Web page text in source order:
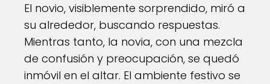
El novio, visiblemente sorprendido, miró a
su alrededor, buscando respuestas.
Mientras tanto, la novia, con una mezcla
de confusión y preocupación, se quedó
inmóvil en el altar. El ambiente festivo se